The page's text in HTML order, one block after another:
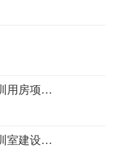
学校智慧配电网实训用房项目建设获得驻地政府书面表扬
关于召开2024年实训室建设项目推进会的通知